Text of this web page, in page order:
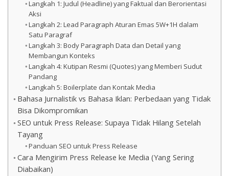
Langkah 1: Judul (Headline) yang Faktual dan Berorientasi
Aksi
Langkah 2: Lead Paragraph Aturan Emas 5W+1H dalam
Satu Paragraf
Langkah 3: Body Paragraph Data dan Detail yang
Membangun Konteks
Langkah 4: Kutipan Resmi (Quotes) yang Memberi Sudut
Pandang
Langkah 5: Boilerplate dan Kontak Media
Bahasa Jurnalistik vs Bahasa Iklan: Perbedaan yang Tidak
Bisa Dikompromikan
SEO untuk Press Release: Supaya Tidak Hilang Setelah
Tayang
Panduan SEO untuk Press Release
Cara Mengirim Press Release ke Media (Yang Sering
Diabaikan)